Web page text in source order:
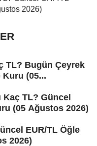
2026)
TL? Bugün Çeyrek
Kuru (05...
Kaç TL? Güncel
(05 Ağustos 2026)
EUR/TL Öğle
2026)